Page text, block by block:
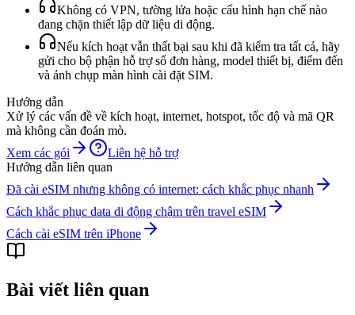
Không có VPN, tường lửa hoặc cấu hình hạn chế nào
đang chặn thiết lập dữ liệu di động.
Nếu kích hoạt vẫn thất bại sau khi đã kiểm tra tất cả, hãy
gửi cho bộ phận hỗ trợ số đơn hàng, model thiết bị, điểm đến
và ảnh chụp màn hình cài đặt SIM.
Hướng dẫn
Xử lý các vấn đề về kích hoạt, internet, hotspot, tốc độ và mã QR
mà không cần đoán mò.
Xem các gói
Liên hệ hỗ trợ
Hướng dẫn liên quan
Đã cài eSIM nhưng không có internet: cách khắc phục nhanh
Cách khắc phục data di động chậm trên travel eSIM
Cách cài eSIM trên iPhone
Bài viết liên quan